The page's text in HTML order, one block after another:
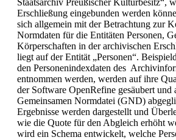
Staatsarchiv Preußischer Kulturbesitz“,
Erschließung eingebunden werden
sich allgemein mit der Betrachtung zur
Normdaten für die Entitäten Personen,
Körperschaften in der archivischen
liegt auf der Entität „Personen“.
den Personenindexdaten des
entnommen werden, werden auf ihre
der Software OpenRefine gesäubert und
Gemeinsamen Normdatei (GND)
Ergebnisse werden dargestellt und
wie die Quote für den Abgleich erhöht
wird ein Schema entwickelt, welche